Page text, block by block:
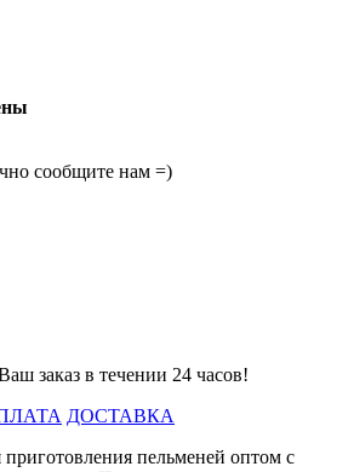
сообщите нам =)
заказ в течении 24 часов!
ДОСТАВКА
приготовления пельменей оптом с